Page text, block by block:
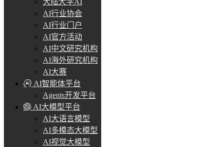
大陆大学AI
AI行业协会
AI行业门户
AI官方活动
AI中文研究机构
AI海外研究机构
AI大赛
AI智能体平台
Agents开发平台
AI大模型平台
AI大语言模型
AI多模态大模型
AI视觉大模型